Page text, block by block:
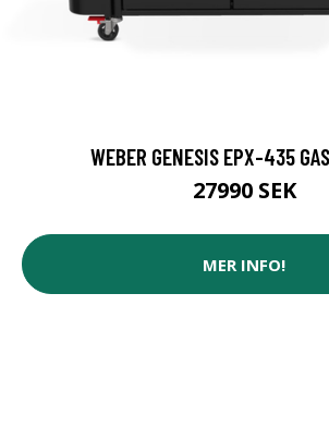
WEBER GENESIS EPX-435
27990 SEK
MER INFO!